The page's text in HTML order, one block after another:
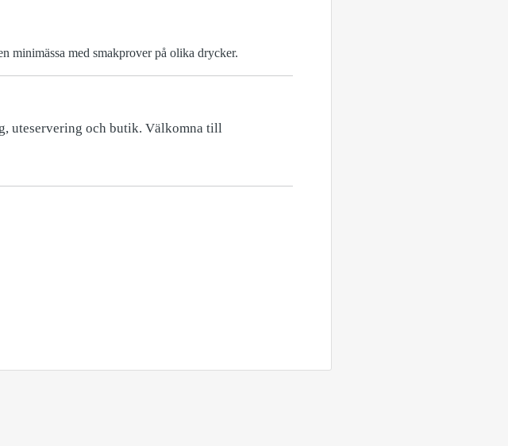
minimässa med smakprover på olika drycker.
uteservering och butik. Välkomna till